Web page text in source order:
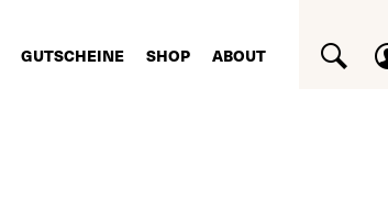
GUTSCHEINE SHOP ABOUT